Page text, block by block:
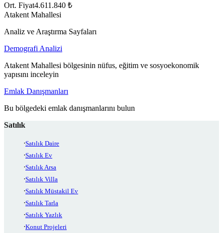
Ort. Fiyat4.611.840 ₺
Atakent Mahallesi
Analiz ve Araştırma Sayfaları
Demografi Analizi
Atakent Mahallesi bölgesinin nüfus, eğitim ve sosyoekonomik
yapısını inceleyin
Emlak Danışmanları
Bu bölgedeki emlak danışmanlarını bulun
Satılık
Satılık Daire
Satılık Ev
Satılık Arsa
Satılık Villa
Satılık Müstakil Ev
Satılık Tarla
Satılık Yazlık
Konut Projeleri